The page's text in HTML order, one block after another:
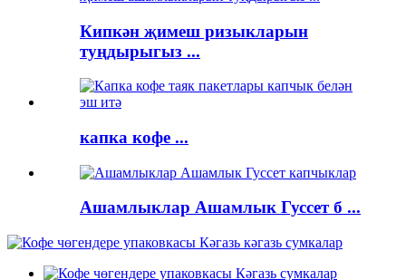
Кипкән җимеш ризыкларын
туңдырыгыз ...
капка кофе ...
Ашамлыклар Ашамлык Гуссет б ...